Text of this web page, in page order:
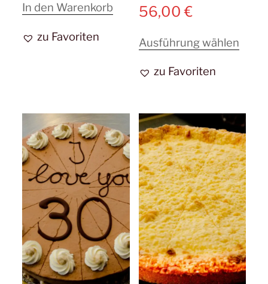
In den Warenkorb
zu Favoriten
56,00€
Ausführung wählen
auf.
Die
auf
der
zu Favoriten